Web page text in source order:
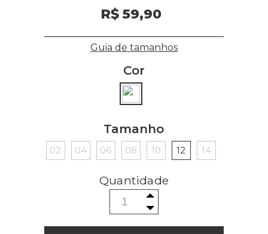
R$ 59,90
Guia de tamanhos
Cor
Tamanho
02 04 06 08 10 12 14